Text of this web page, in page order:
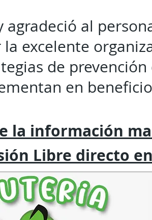
agradeció al
excelente
de prevención
en
la información
Libre directo